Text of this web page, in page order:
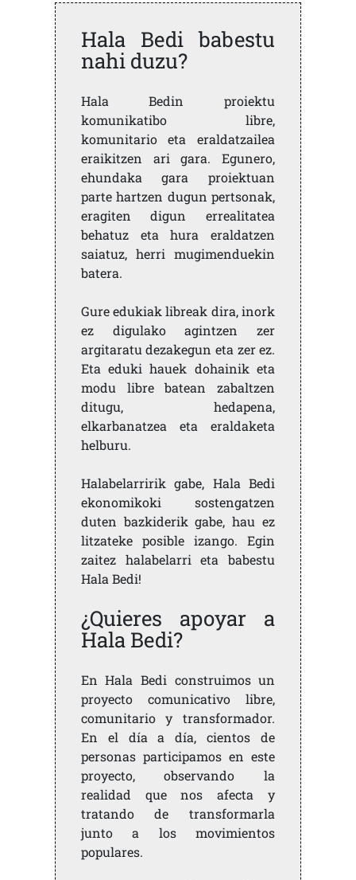
Hala Bedi babestu
nahi duzu?
Hala Bedin proiektu
komunikatibo libre,
komunitario eta eraldatzailea
eraikitzen ari gara. Egunero,
ehundaka gara proiektuan
parte hartzen dugun pertsonak,
eragiten digun errealitatea
behatuz eta hura eraldatzen
saiatuz, herri mugimenduekin
batera.
Gure edukiak libreak dira, inork
ez digulako agintzen zer
argitaratu dezakegun eta zer ez.
Eta eduki hauek dohainik eta
modu libre batean zabaltzen
ditugu, hedapena,
elkarbanatzea eta eraldaketa
helburu.
Halabelarririk gabe, Hala Bedi
ekonomikoki sostengatzen
duten bazkiderik gabe, hau ez
litzateke posible izango. Egin
zaitez halabelarri eta babestu
Hala Bedi!
¿Quieres apoyar a
Hala Bedi?
En Hala Bedi construimos un
proyecto comunicativo libre,
comunitario y transformador.
En el día a día, cientos de
personas participamos en este
proyecto, observando la
realidad que nos afecta y
tratando de transformarla
junto a los movimientos
populares.